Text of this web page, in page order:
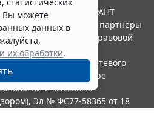
Вы можете
данных в
их обработки.
2026. Система ГАРАНТ
"Гарант" и ее партнеры
ассоциации правовой
в качестве сетевого
по надзору в сфере
и массовых
Эл № ФС77-58365 от 18